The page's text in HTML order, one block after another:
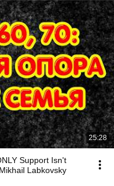
25:28
Support Isn't
Labkovsky